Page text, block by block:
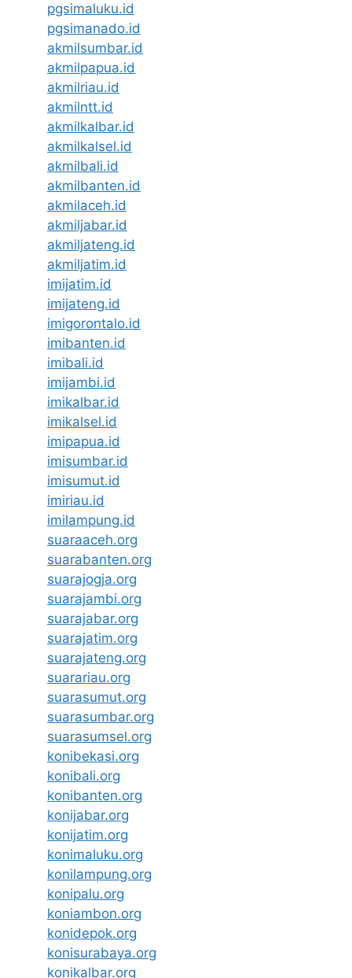
pgsimaluku.id
pgsimanado.id
akmilsumbar.id
akmilpapua.id
akmilriau.id
akmilntt.id
akmilkalbar.id
akmilkalsel.id
akmilbali.id
akmilbanten.id
akmilaceh.id
akmiljabar.id
akmiljateng.id
akmiljatim.id
imijatim.id
imijateng.id
imigorontalo.id
imibanten.id
imibali.id
imijambi.id
imikalbar.id
imikalsel.id
imipapua.id
imisumbar.id
imisumut.id
imiriau.id
imilampung.id
suaraaceh.org
suarabanten.org
suarajogja.org
suarajambi.org
suarajabar.org
suarajatim.org
suarajateng.org
suarariau.org
suarasumut.org
suarasumbar.org
suarasumsel.org
konibekasi.org
konibali.org
konibanten.org
konijabar.org
konijatim.org
konimaluku.org
konilampung.org
konipalu.org
koniambon.org
konidepok.org
konisurabaya.org
konikalbar.org